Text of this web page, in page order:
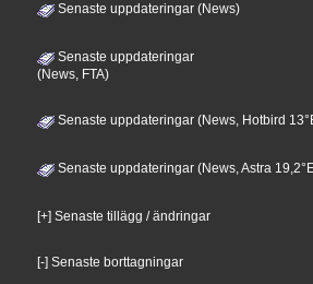
Senaste uppdateringar (News)
Senaste uppdateringar
(News, FTA)
Senaste uppdateringar (News, Hotbird
Senaste uppdateringar (News, Astra
[+] Senaste tillägg / ändringar
[-] Senaste borttagningar